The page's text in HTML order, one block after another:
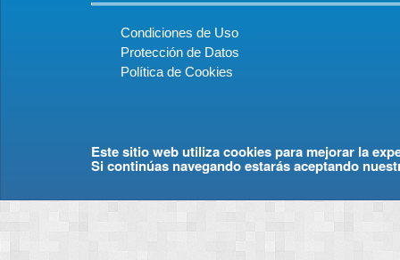
Condiciones de Uso
Protección de Datos
Política de Cookies
Este sitio web utiliza cookies para mejorar la
Si continúas navegando estarás aceptando